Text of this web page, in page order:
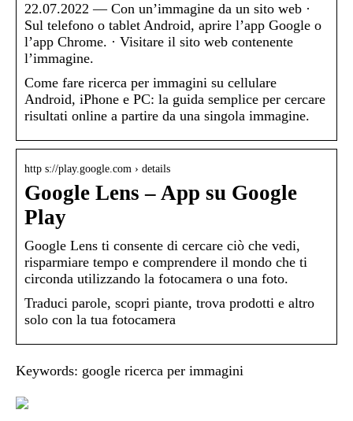
22.07.2022 — Con un’immagine da un sito web ·
Sul telefono o tablet Android, aprire l’app Google o
l’app Chrome. · Visitare il sito web contenente
l’immagine.
Come fare ricerca per immagini su cellulare
Android, iPhone e PC: la guida semplice per cercare
risultati online a partire da una singola immagine.
http s://play.google.com › details
Google Lens – App su Google
Play
Google Lens ti consente di cercare ciò che vedi,
risparmiare tempo e comprendere il mondo che ti
circonda utilizzando la fotocamera o una foto.
Traduci parole, scopri piante, trova prodotti e altro
solo con la tua fotocamera
Keywords: google ricerca per immagini